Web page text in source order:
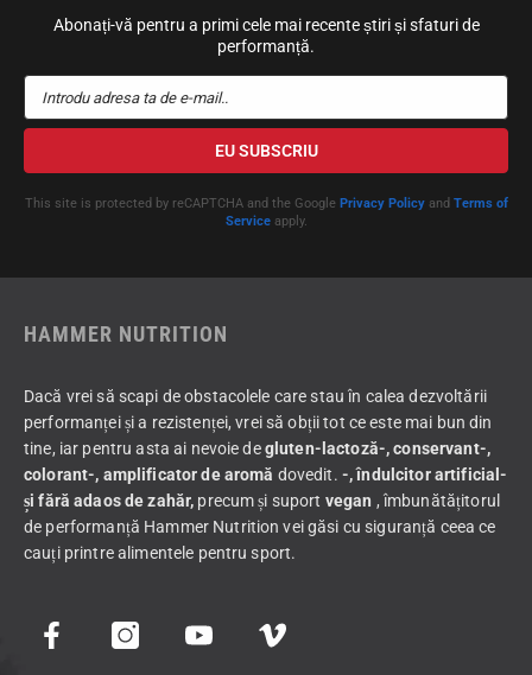
Abonați-vă pentru a primi cele mai recente știri și sfaturi de
performanță.
Introdu adresa ta de e-mail..
EU SUBSCRIU
This site is protected by reCAPTCHA and the Google Privacy Policyand Terms of
Serviceapply.
HAMMER NUTRITION
Dacă vrei să scapi de obstacolele care stau în calea dezvoltării
performanței și a rezistenței, vrei să obții tot ce este mai bun din
tine, iar pentru asta ai nevoie degluten-lactoză-, conservant-,
colorant-, amplificator de aromă dovedit. -, îndulcitor artificial-
și fără adaos de zahăr, precum și suport vegan , îmbunătățitorul
de performanță Hammer Nutrition vei găsi cu siguranță ceea ce
cauți printre alimentele pentru sport.